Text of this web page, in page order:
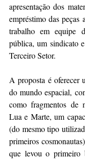
apresentação dos
empréstimo das peças
trabalho em equipe
pública, um sindicato
Terceiro Setor.
A proposta é oferecer
do mundo espacial,
como fragmentos de
Lua e Marte, um
(do mesmo tipo
primeiros
que levou o primeiro